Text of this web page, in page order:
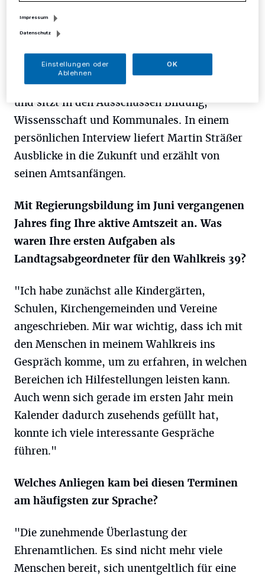
S Wülfrather, der mittlerweile seit fast 40
Jahren in der Politik aktiv ist, bereits im Amt
und sitzt in den Ausschüssen Bildung,
Wissensschaft und Kommunales. In einem
persönlichen Interview liefert Martin Sträßer
Ausblicke in die Zukunft und erzählt von
seinen Amtsanfängen.
Mit Regierungsbildung im Juni vergangenen
Jahres fing Ihre aktive Amtszeit an. Was
waren Ihre ersten Aufgaben als
Landtagsabgeordneter für den Wahlkreis 39?
"Ich habe zunächst alle Kindergärten,
Schulen, Kirchengemeinden und Vereine
angeschrieben. Mir war wichtig, dass ich mit
den Menschen in meinem Wahlkreis ins
Gespräch komme, um zu erfahren, in welchen
Bereichen ich Hilfestellungen leisten kann.
Auch wenn sich gerade im ersten Jahr mein
Kalender dadurch zusehends gefüllt hat,
konnte ich viele interessante Gespräche
führen."
Welches Anliegen kam bei diesen Terminen
am häufigsten zur Sprache?
"Die zunehmende Überlastung der
Ehrenamtlichen. Es sind nicht mehr viele
Menschen bereit, sich unentgeltlich für eine
Impressum
Datenschutz
Einstellungen oder
Ablehnen
OK